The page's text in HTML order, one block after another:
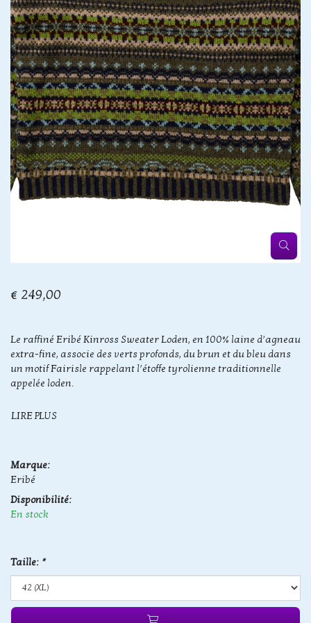
€ 249,00
Le raffiné Eribé Kinross Sweater Loden, en 100% laine d’agneau
extra-fine, associe des verts profonds, du brun et du bleu dans
un motif Fairisle rappelant l’étoffe tyrolienne traditionnelle
appelée loden.
LIRE PLUS
Marque:
Eribé
Disponibilité:
En stock
Taille: *